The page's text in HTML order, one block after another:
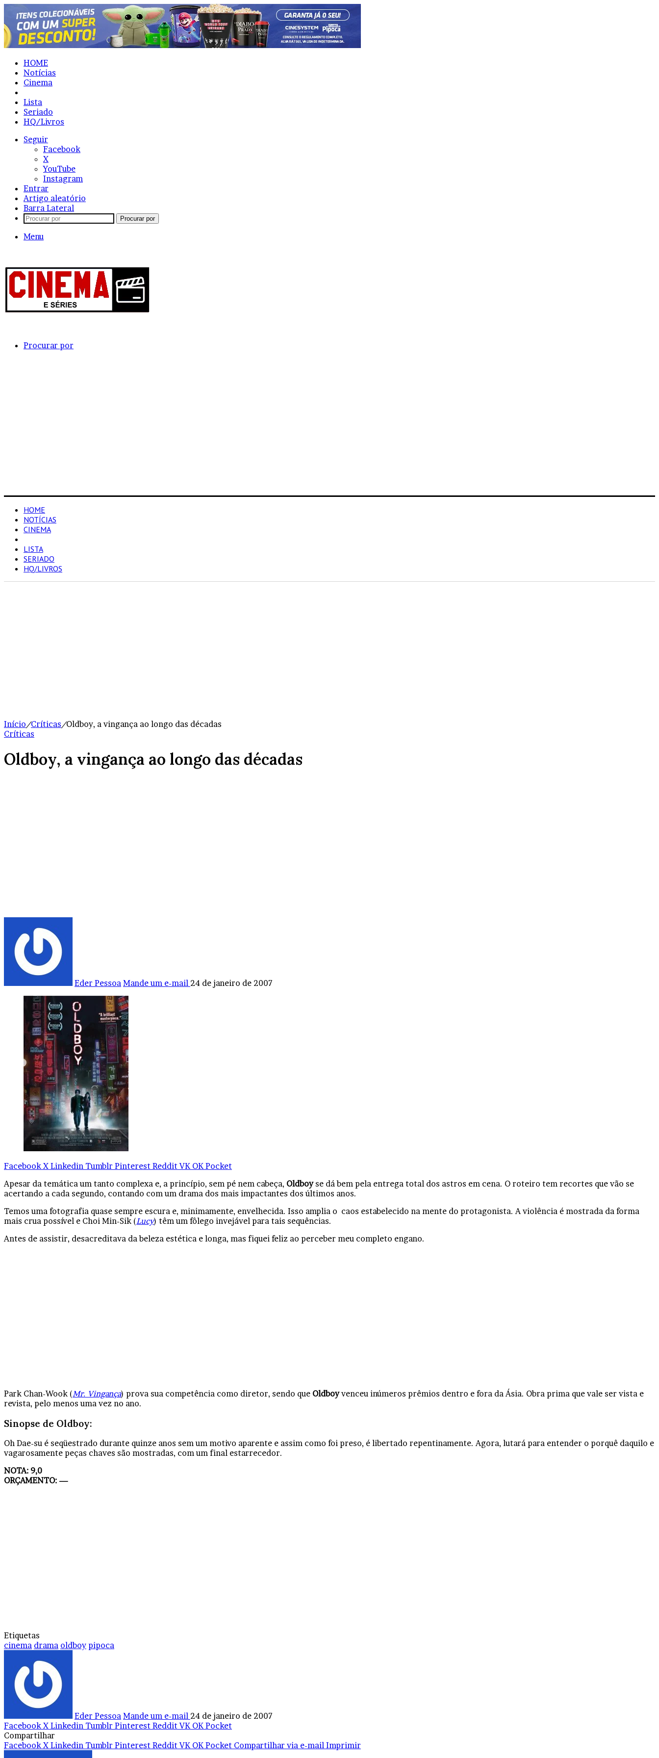
HOME
Notícias
Cinema
Lista
Seriado
HQ/Livros
Seguir
Facebook
X
YouTube
Instagram
Entrar
Artigo aleatório
Barra Lateral
Procurar por
Menu
Procurar por
HOME
NOTÍCIAS
CINEMA
LISTA
SERIADO
HQ/LIVROS
Início/Críticas/Oldboy, a vingança ao longo das décadas
Críticas
Oldboy, a vingança ao longo das décadas
Eder Pessoa Mande um e-mail 24 de janeiro de 2007
Facebook X Linkedin Tumblr Pinterest Reddit VK OK Pocket
Apesar da temática um tanto complexa e, a princípio, sem pé nem cabeça, Oldboyse dá bem pela entrega total dos astros em cena. O roteiro tem recortes que vão se
acertando a cada segundo, contando com um drama dos mais impactantes dos últimos anos.
Temos uma fotografia quase sempre escura e, minimamente, envelhecida. Isso amplia o caos estabelecido na mente do protagonista. A violência é mostrada da forma
mais crua possível e Choi Min-Sik (Lucy) têm um fôlego invejável para tais sequências.
Antes de assistir, desacreditava da beleza estética e longa, mas fiquei feliz ao perceber meu completo engano.
Park Chan-Wook (Mr. Vingança) prova sua competência como diretor, sendo que Oldboyvenceu inúmeros prêmios dentro e fora da Ásia. Obra prima que vale ser vista e
revista, pelo menos uma vez no ano.
Sinopse de Oldboy:
Oh Dae-su é seqüestrado durante quinze anos sem um motivo aparente e assim como foi preso, é libertado repentinamente. Agora, lutará para entender o porquê daquilo e
vagarosamente peças chaves são mostradas, com um final estarrecedor.
NOTA: 9,0
ORÇAMENTO: —
Etiquetas
cinema drama oldboy pipoca
Eder Pessoa Mande um e-mail 24 de janeiro de 2007
Facebook X Linkedin Tumblr Pinterest Reddit VK OK Pocket
Compartilhar
Facebook X Linkedin Tumblr Pinterest Reddit VK OK Pocket Compartilhar via e-mail Imprimir